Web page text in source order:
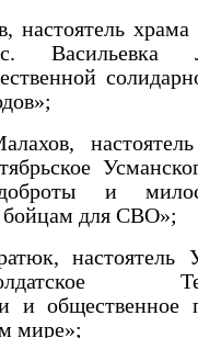
храма
Васильевка
и
бойцам для СВО»;
настоятель
и общественное
мире»;